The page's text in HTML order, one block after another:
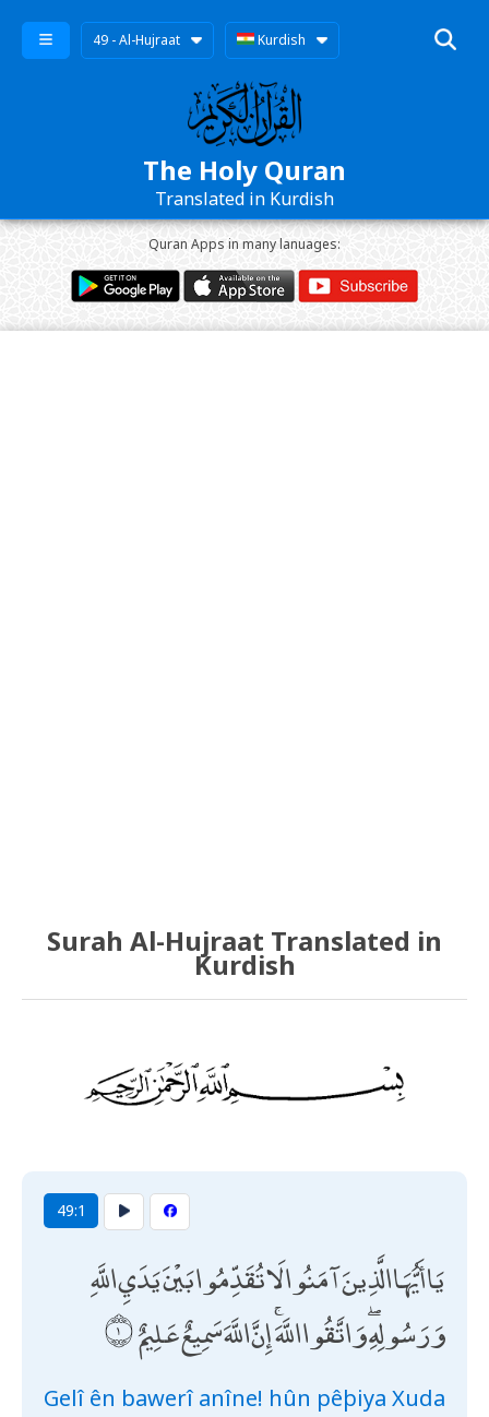
49 - Al-Hujraat Kurdish
The Holy Quran
Translated in Kurdish
Quran Apps in many lanuages:
Surah Al-Hujraat Translated in
Kurdish
49:1
يَا أَيُّهَا الَّذِينَ آمَنُوا لَا تُقَدِّمُوا بَيْنَ يَدَيِ اللَّهِ
وَرَسُولِهِ ۖ وَاتَّقُوا اللَّهَ ۚ إِنَّ اللَّهَ سَمِيعٌ عَلِيمٌ
Gelî ên bawerî anîne! hûn pêþiya Xuda